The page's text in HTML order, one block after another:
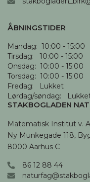
ÅBNINGSTIDER
Mandag:  10:00 - 15:00
Tirsdag:   10:00 - 15:00
Onsdag:  10:00 - 15:00
Torsdag:  10:00 - 15:00
Fredag:   Lukket
Lørdag/søndag:
STAKBOGLADEN
Matematisk Institut v.
Ny Munkegade 118,
8000 Aarhus C
86 12 88 44